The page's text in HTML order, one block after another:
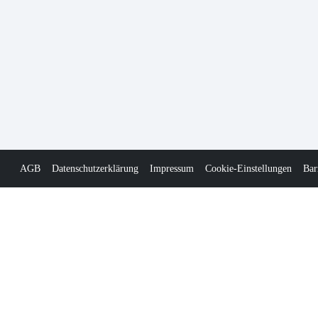
AGB Datenschutzerklärung Impressum Cookie-Einstellungen